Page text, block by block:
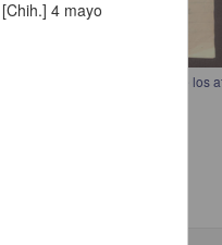
I. Madero en la que informa de los
movimiento maderista
4 mayo